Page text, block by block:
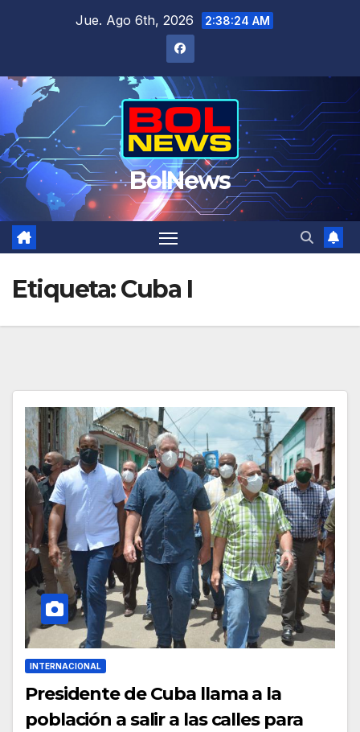
Jue. Ago 6th, 2026 2:38:25 AM
BolNews
Etiqueta:Cuba I
INTERNACIONAL
Presidente de Cuba llama a la
población a salir a las calles para